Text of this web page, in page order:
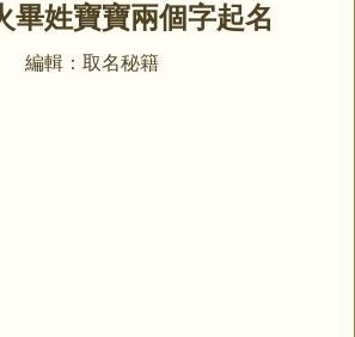
畢姓寶寶兩個字起名
編輯：取名秘籍